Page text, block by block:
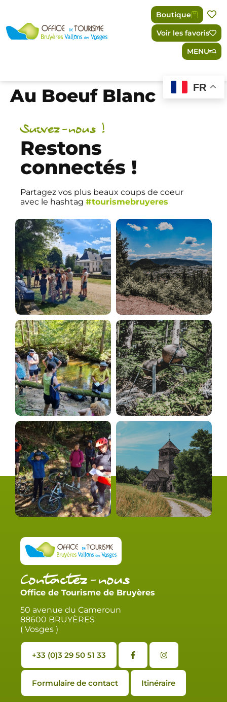
Boutique
Voir les favoris
MENU
FR
Au Boeuf Blanc
Suivez-nous !
Restons
connectés !
Partagez vos plus beaux coups de coeur
avec le hashtag #tourismebruyeres
Contactez-nous
Office de Tourisme de Bruyères
50 avenue du Cameroun
88600 BRUYÈRES
( Vosges )
+33 (0)3 29 50 51 33
Formulaire de contact Itinéraire